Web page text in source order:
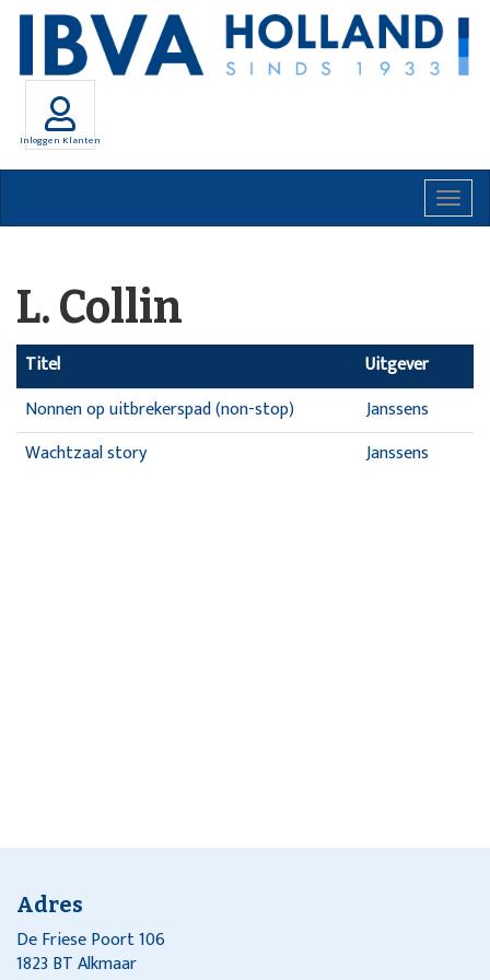
Inloggen Klanten
L. Collin
Titel
Uitgever
Nonnen op uitbrekerspad (non-stop)
Janssens
Wachtzaal story
Janssens
Adres
De Friese Poort 106
1823 BT Alkmaar